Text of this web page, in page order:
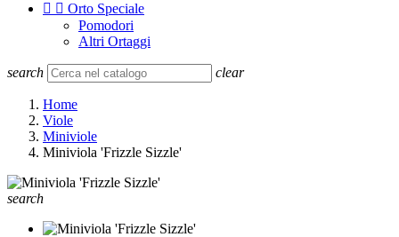
  Orto Speciale
Pomodori
Altri Ortaggi
search clear
Home
Viole
Miniviole
Miniviola 'Frizzle Sizzle'
search